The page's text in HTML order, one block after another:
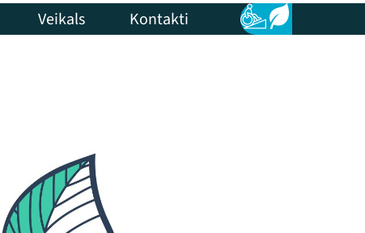
Veikals Kontakti Pieejamība
Ilgtspēja